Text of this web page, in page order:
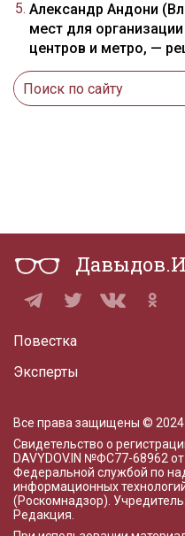
Александр Андони
мест для
центров и метро, —
Повестка
Эксперты
Все права защищены ©
Свидетельство о
DAVYDOV.IN №ФС77-68962 от
Федеральной службой по
информационных
(Роскомнадзор).
Редакция